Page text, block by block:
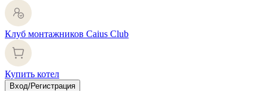
Клуб монтажников Caius Club
Купить котел
Вход/Регистрация